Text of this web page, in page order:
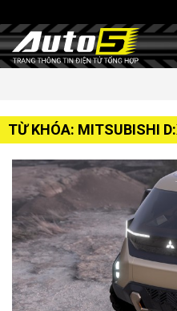
TỪ KHÓA: MITSUBISHI